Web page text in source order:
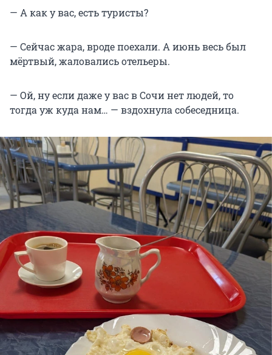
— А как у вас, есть туристы?
— Сейчас жара, вроде поехали. А июнь весь был
мёртвый, жаловались отельеры.
— Ой, ну если даже у вас в Сочи нет людей, то
тогда уж куда нам… — вздохнула собеседница.